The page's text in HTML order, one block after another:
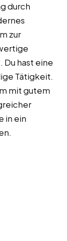
durch
zur
hast eine
Tätigkeit.
mit gutem
in ein